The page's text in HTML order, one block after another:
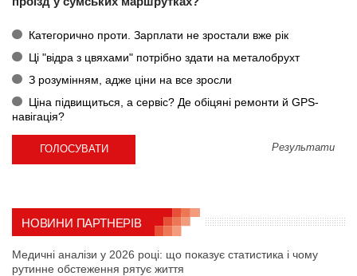
Категорично проти. Зарплати не зростали вже рік
Ці "відра з цвяхами" потрібно здати на металобрухт
З розумінням, адже ціни на все зросли
Ціна підвищиться, а сервіс? Де обіцяні ремонти й GPS-
навігація?
Результати
НОВИНИ ПАРТНЕРІВ
Медичні аналізи у 2026 році: що показує статистика і чому
рутинне обстеження рятує життя